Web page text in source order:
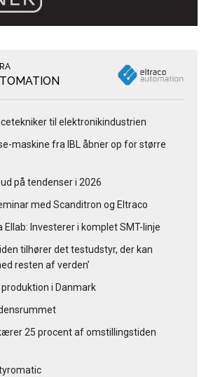
til elektronikindustrien
maskine fra IBL åbner op for større
på tendenser i 2026
med Scanditron og Eltraco
Ellab: Investerer i komplet SMT-linje
tilhører det testudstyr, der kan
resten af verden’
i Danmark
25 procent af omstillingstiden